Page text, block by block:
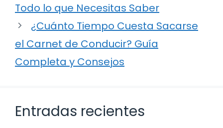
Todo lo que Necesitas Saber
¿Cuánto Tiempo Cuesta Sacarse
el Carnet de Conducir? Guía
Completa y Consejos
Entradas recientes